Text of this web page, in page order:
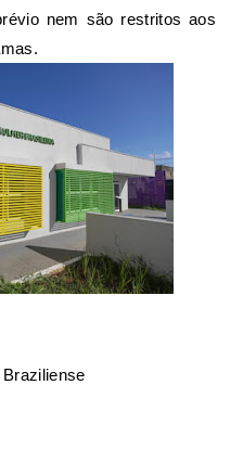
nem são restritos aos